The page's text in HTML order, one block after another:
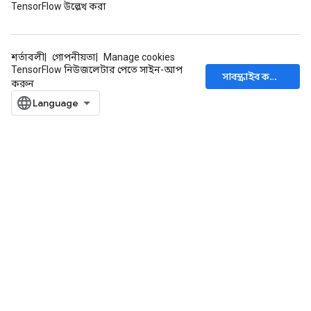
TensorFlow উল্লেখ করা
শর্তাবলী গোপনীয়তা
Manage cookies
TensorFlow নিউজলেটার পেতে সাইন-আপ
করুন
সাবস্ক্রাইব করুন